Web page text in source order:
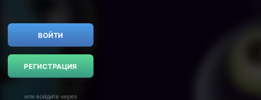
ВОЙТИ
РЕГИСТРАЦИЯ
или войдите через